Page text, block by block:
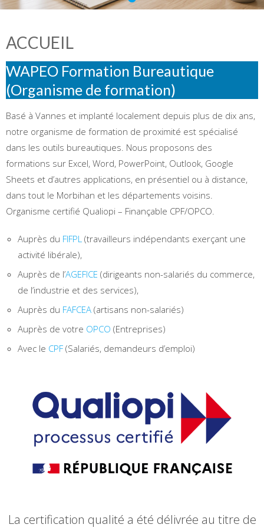
ACCUEIL
WAPEO Formation Bureautique
(Organisme de formation)
Basé à Vannes et implanté localement depuis plus de dix ans,
notre organisme de formation de proximité est spécialisé
dans les outils bureautiques. Nous proposons des
formations sur Excel, Word, PowerPoint, Outlook, Google
Sheets et d’autres applications, en présentiel ou à distance,
dans tout le Morbihan et les départements voisins.
Organisme certifié Qualiopi – Finançable CPF/OPCO.
Auprès du FIFPL (travailleurs indépendants exerçant une
activité libérale),
Auprès de l’AGEFICE (dirigeants non-salariés du commerce,
de l’industrie et des services),
Auprès du FAFCEA (artisans non-salariés)
Auprès de votre OPCO (Entreprises)
Avec le CPF (Salariés, demandeurs d’emploi)
La certification qualité a été délivrée au titre de